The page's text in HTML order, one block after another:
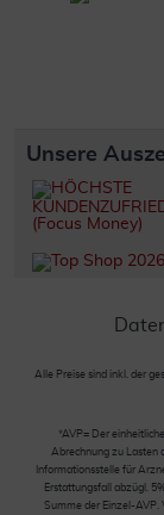
Unsere
Alle Preise sind inkl. der
*AVP= Der
Abrechnung zu Lasten
Informationsstelle für
Erstattungsfall abzügl.
Summe der Einzel-AVP.